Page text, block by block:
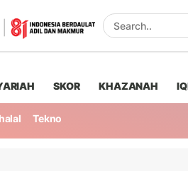
SKOR KHAZANAH
Tekno